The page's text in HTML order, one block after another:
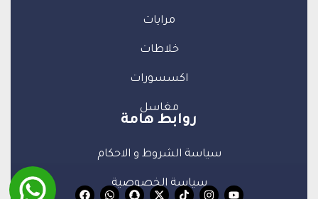
مرايات
خلاطات
اكسسورات
مغاسل
روابط هامة
سياسة الشروط و الاحكام
سياسة الخصوصية